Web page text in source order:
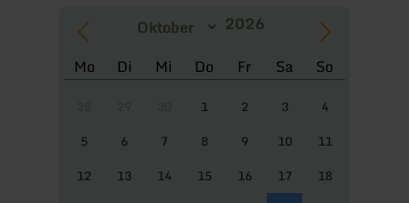
Mo Di Mi Do Fr Sa So
1 2 3
4
5
6 7 8 9 10
11
12
13 14 15 16 17
18